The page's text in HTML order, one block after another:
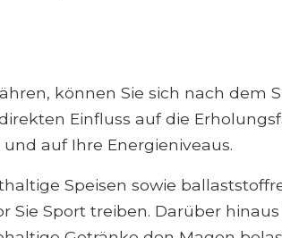
können Sie sich nach dem
Einfluss auf die
auf Ihre Energieniveaus.
Speisen sowie
Sie Sport treiben. Darüber